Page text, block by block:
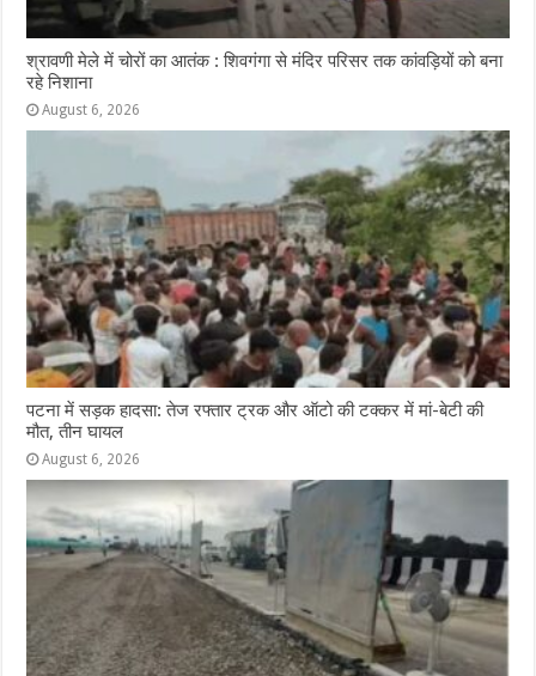
श्रावणी मेले में चोरों का आतंक : शिवगंगा से मंदिर परिसर तक कांवड़ियों को बना
रहे निशाना
August 6, 2026
पटना में सड़क हादसा: तेज रफ्तार ट्रक और ऑटो की टक्कर में मां-बेटी की
मौत, तीन घायल
August 6, 2026